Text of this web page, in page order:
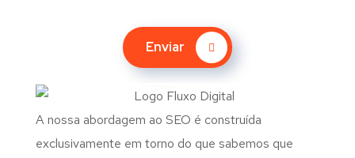
Enviar
A nossa abordagem ao SEO é construída
exclusivamente em torno do que sabemos que